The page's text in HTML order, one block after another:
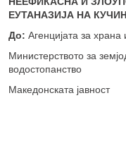
ЕУТАНАЗИЈА НА
До: Агенцијата за храна
Министерството за
водостопанство
Македонската јавност